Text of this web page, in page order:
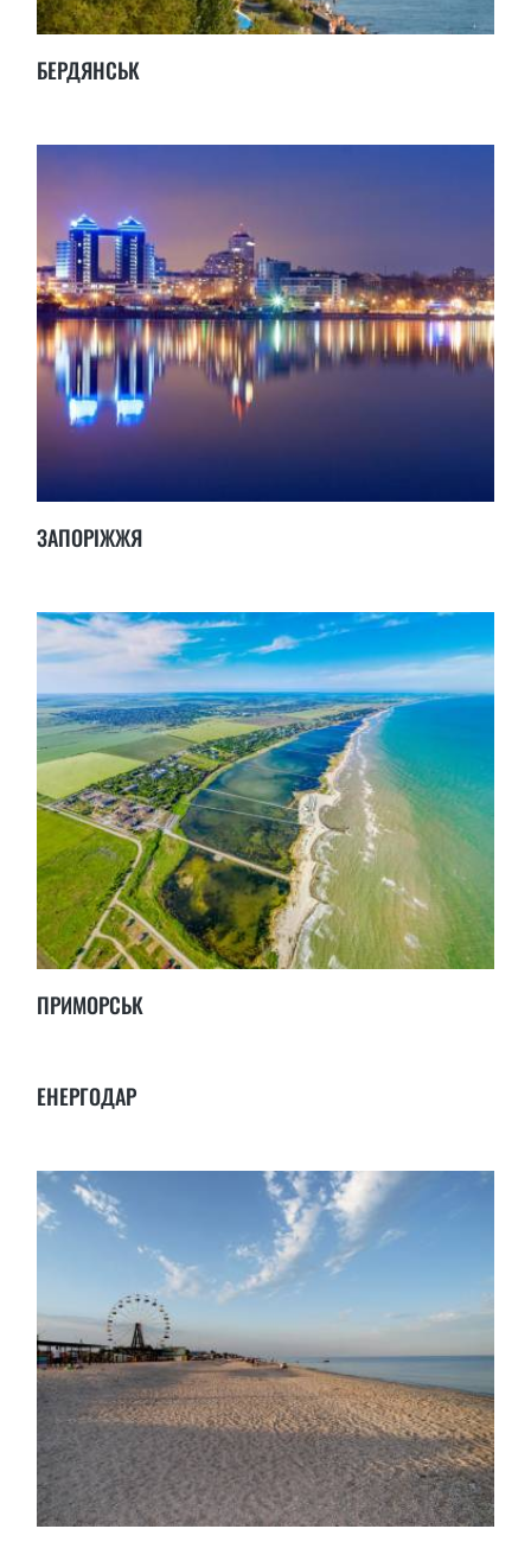
БЕРДЯНСЬК
ЗАПОРІЖЖЯ
ПРИМОРСЬК
ЕНЕРГОДАР